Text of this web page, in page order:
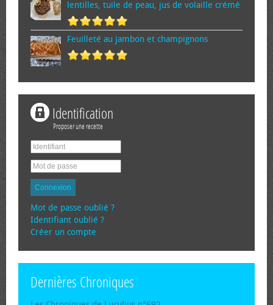
lentilles, tuile de peau, jus de volaille crémé
Feuilleté au jambon et champignons
Identification
Proposer une recette
Connexion
Mot de passe oublié ?
Identifiant oublié ?
Créer un compte
Dernières Chroniques